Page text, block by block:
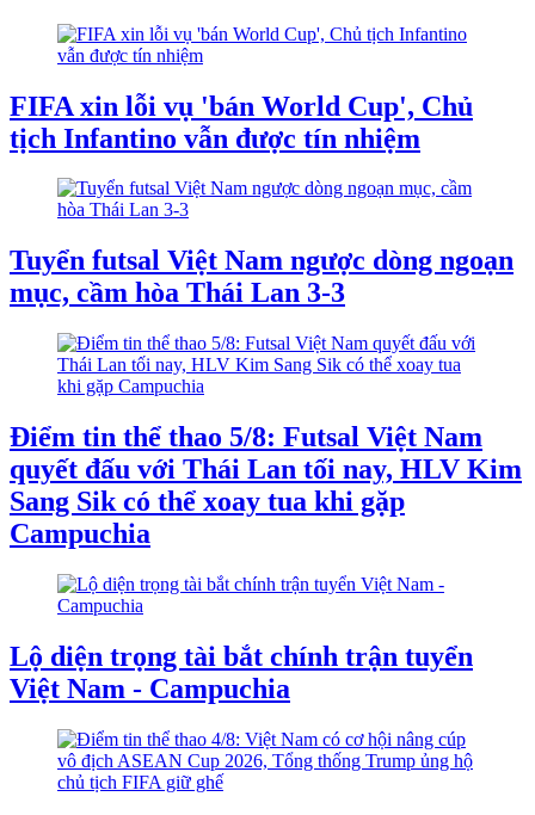
FIFA xin lỗi vụ 'bán World Cup', Chủ
tịch Infantino vẫn được tín nhiệm
Tuyển futsal Việt Nam ngược dòng ngoạn
mục, cầm hòa Thái Lan 3-3
Điểm tin thể thao 5/8: Futsal Việt Nam
quyết đấu với Thái Lan tối nay, HLV Kim
Sang Sik có thể xoay tua khi gặp
Campuchia
Lộ diện trọng tài bắt chính trận tuyển
Việt Nam - Campuchia